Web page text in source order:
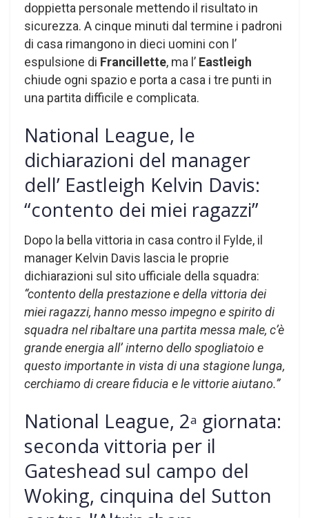
doppietta personale mettendo il risultato in
sicurezza. A cinque minuti dal termine i padroni
di casa rimangono in dieci uomini con l’
espulsione di Francillette, ma l’ Eastleigh
chiude ogni spazio e porta a casa i tre punti in
una partita difficile e complicata.
National League, le
dichiarazioni del manager
dell’ Eastleigh Kelvin Davis:
“contento dei miei ragazzi”
Dopo la bella vittoria in casa contro il Fylde, il
manager Kelvin Davis lascia le proprie
dichiarazioni sul sito ufficiale della squadra:
“contento della prestazione e della vittoria dei
miei ragazzi, hanno messo impegno e spirito di
squadra nel ribaltare una partita messa male, c’è
grande energia all’ interno dello spogliatoio e
questo importante in vista di una stagione lunga,
cerchiamo di creare fiducia e le vittorie aiutano.”
National League, 2a giornata:
seconda vittoria per il
Gateshead sul campo del
Woking, cinquina del Sutton